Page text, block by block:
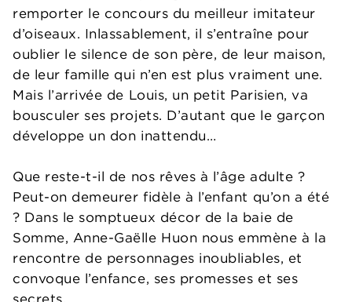
remporter le concours du meilleur imitateur
d’oiseaux. Inlassablement, il s’entraîne pour
oublier le silence de son père, de leur maison,
de leur famille qui n’en est plus vraiment une.
Mais l’arrivée de Louis, un petit Parisien, va
bousculer ses projets. D’autant que le garçon
développe un don inattendu…
Que reste-t-il de nos rêves à l’âge adulte ?
Peut-on demeurer fidèle à l’enfant qu’on a été
? Dans le somptueux décor de la baie de
Somme, Anne-Gaëlle Huon nous emmène à la
rencontre de personnages inoubliables, et
convoque l’enfance, ses promesses et ses